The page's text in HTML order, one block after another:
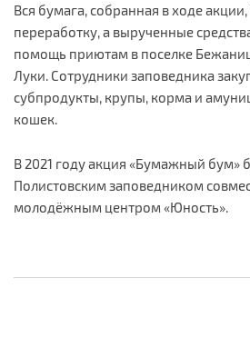
Вся бумага, собранная в ходе
переработку, а вырученные
помощь приютам в поселке
Луки. Сотрудники заповедника
субпродукты, крупы, корма и
кошек.
В 2021 году акция «Бумажный бум»
Полистовским заповедником
молодёжным центром «Юность».